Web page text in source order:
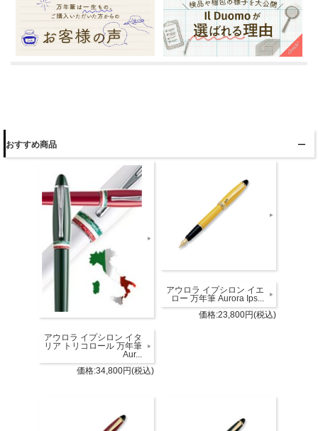
おすすめ商品
アウロラ イプシロン イタ
リア トリコロール 万年筆
Aur...
価格:34,800円(税込)
アウロラ イプシロン イエ
ロー 万年筆 Aurora Ips...
価格:23,800円(税込)